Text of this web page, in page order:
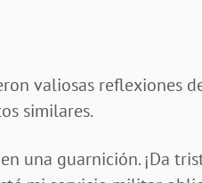
valiosas reflexiones
similares.
una guarnición. ¡Da